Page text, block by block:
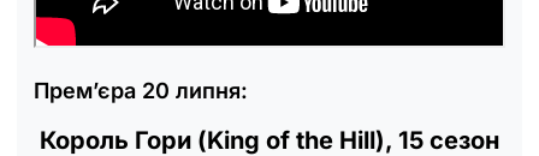
Прем’єра 20 липня:
Король Гори (King of the Hill), 15 сезон